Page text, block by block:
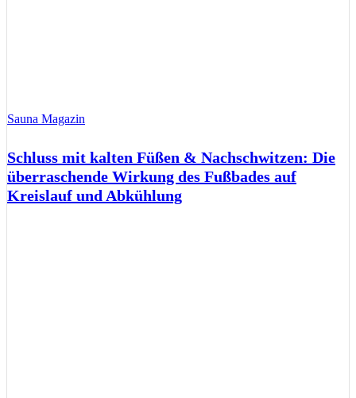
Sauna Magazin
Schluss mit kalten Füßen & Nachschwitzen: Die
überraschende Wirkung des Fußbades auf
Kreislauf und Abkühlung